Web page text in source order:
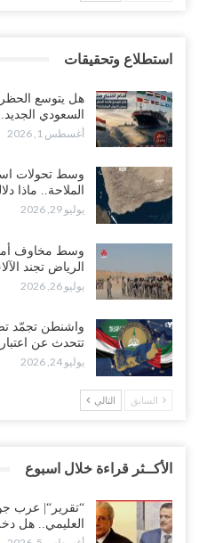
استطلاع وتحقيقات
هل يتوسع
السعودي
أغسطس 1, 2026
وسط تحولات
الملاحة.. ماذا
يوليو 29, 2026
وسط مخاوف
الرياض تجند
يوليو 26, 2026
واشنطن تجمّد
تتحدث عن
يوليو 24, 2026
السابق التالي
الأكــثر قراءة خلال اسبوع
“تقرير“| عرب
العليمي.. هل